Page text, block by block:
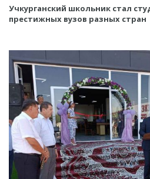
Учкурганский школьник стал
престижных вузов разных стран